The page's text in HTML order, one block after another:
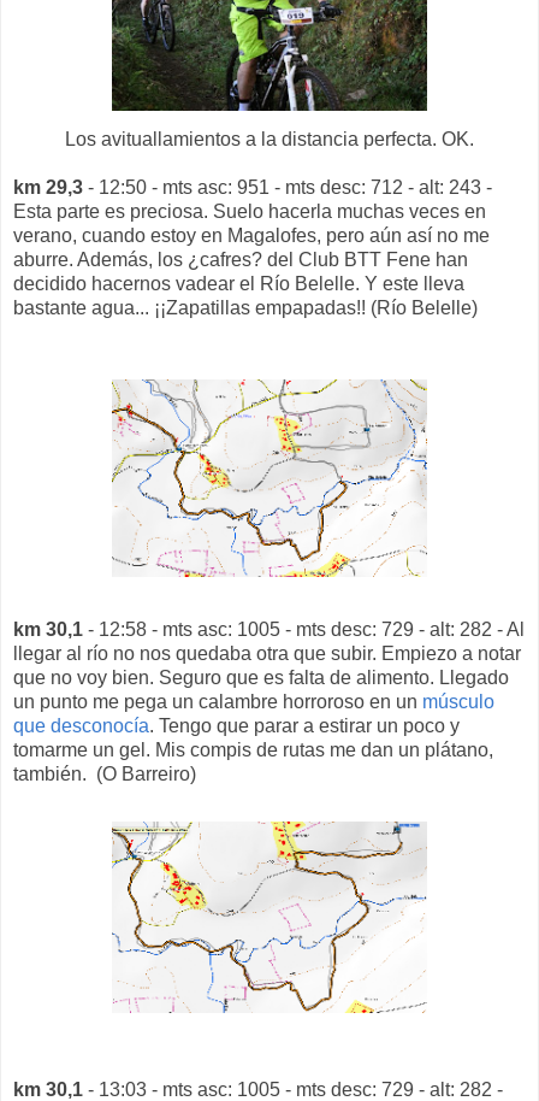
Los avituallamientos a la distancia perfecta. OK.
km 29,3 - 12:50 - mts asc: 951 - mts desc: 712 - alt: 243 -
Esta parte es preciosa. Suelo hacerla muchas veces en
verano, cuando estoy en Magalofes, pero aún así no me
aburre. Además, los ¿cafres? del Club BTT Fene han
decidido hacernos vadear el Río Belelle. Y este lleva
bastante agua... ¡¡Zapatillas empapadas!! (Río Belelle)
km 30,1 - 12:58 - mts asc: 1005 - mts desc: 729 - alt: 282 - Al
llegar al río no nos quedaba otra que subir. Empiezo a notar
que no voy bien. Seguro que es falta de alimento. Llegado
un punto me pega un calambre horroroso en un músculo
que desconocía. Tengo que parar a estirar un poco y
tomarme un gel. Mis compis de rutas me dan un plátano,
también. (O Barreiro)
km 30,1 - 13:03 - mts asc: 1005 - mts desc: 729 - alt: 282 -